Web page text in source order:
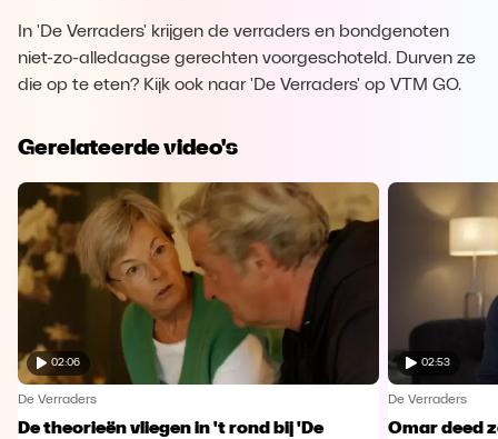
In 'De Verraders' krijgen de verraders en bondgenoten
niet-zo-alledaagse gerechten voorgeschoteld. Durven ze
die op te eten? Kijk ook naar 'De Verraders' op VTM GO.
Gerelateerde video's
02:06
De Verraders
De theorieën vliegen in 't rond bij 'De
02:53
De Verraders
Omar deed